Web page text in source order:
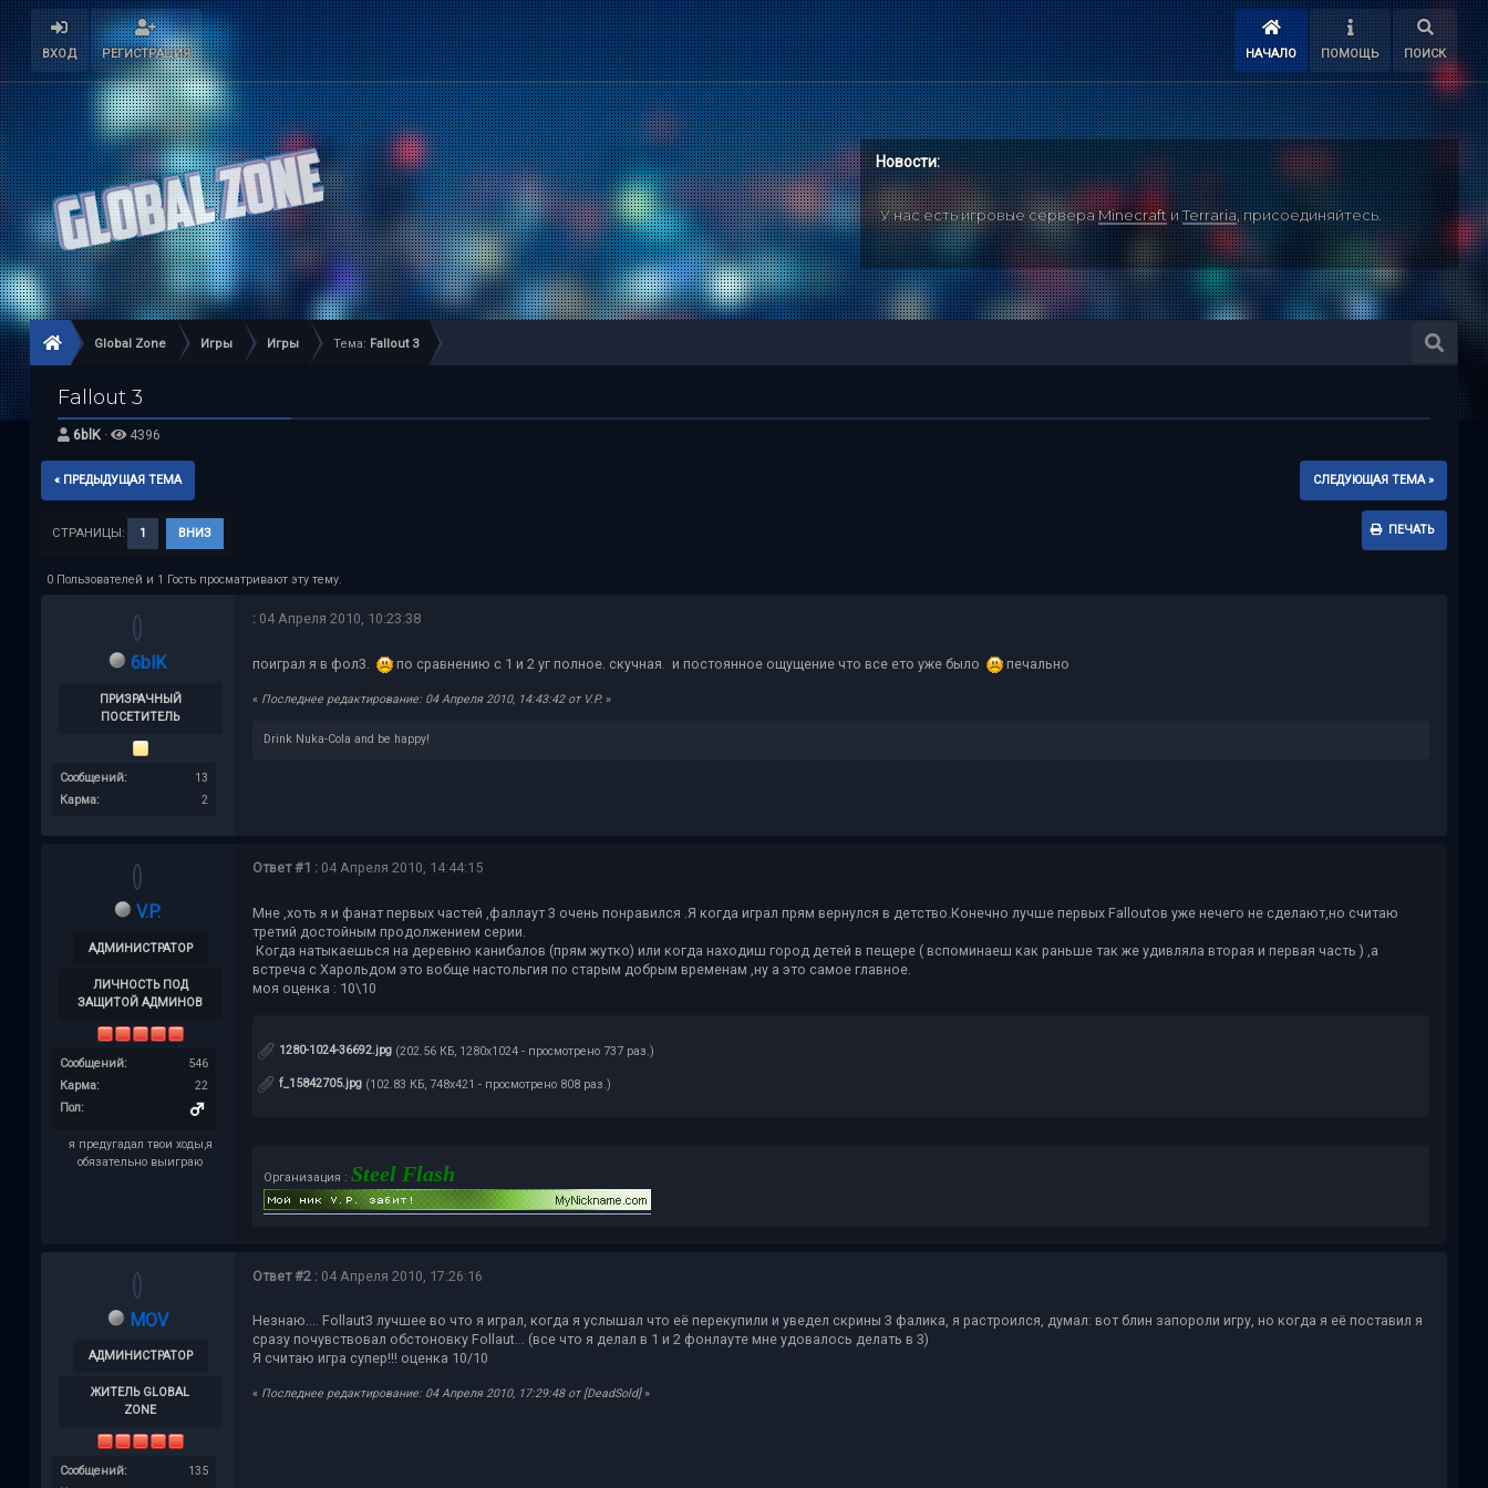
ВХОД РЕГИСТРАЦИЯ НАЧАЛО ПОМОЩЬ ПОИСК
Новости:
У нас есть игровые сервераMinecraftиTerraria, присоединяйтесь.
Global Zone Игры Игры Тема: Fallout 3
Fallout 3
6blK· 4396
« ПРЕДЫДУЩАЯ ТЕМА СЛЕДУЮЩАЯ ТЕМА »
ПЕЧАТЬ
СТРАНИЦЫ: 1 ВНИЗ
0 Пользователей и 1 Гость просматривают эту тему.
6blK
ПРИЗРАЧНЫЙ
ПОСЕТИТЕЛЬ
Сообщений:
13
Карма:
2
:04 Апреля 2010, 10:23:38
поиграл я в фол3. по сравнению с 1 и 2 уг полное. скучная. и постоянное ощущение что все ето уже было печально
« Последнее редактирование: 04 Апреля 2010, 14:43:42 от V.P.»
Drink Nuka-Cola and be happy!
V.P.
АДМИНИСТРАТОР
ЛИЧНОСТЬ ПОД
ЗАЩИТОЙ АДМИНОВ
Сообщений:
546
Карма:
22
Пол:
я предугадал твои ходы,я
обязательно выиграю
Ответ #1 :04 Апреля 2010, 14:44:15
Мне ,хоть я и фанат первых частей ,фаллаут 3 очень понравился .Я когда играл прям вернулся в детство.Конечно лучше первых Falloutов уже нечего не сделают,но считаю
третий достойным продолжением серии.
Когда натыкаешься на деревню канибалов (прям жутко) или когда находиш город детей в пещере ( вспоминаеш как раньше так же удивляла вторая и первая часть ) ,а
встреча с Харольдом это вобще настольгия по старым добрым временам ,ну а это самое главное.
моя оценка : 10\10
1280-1024-36692.jpg(202.56 КБ, 1280x1024 - просмотрено 737 раз.)
f_15842705.jpg(102.83 КБ, 748x421 - просмотрено 808 раз.)
Организация : Steel Flash
MOV
АДМИНИСТРАТОР
ЖИТЕЛЬ GLOBAL
ZONE
Сообщений:
135
Ответ #2 :04 Апреля 2010, 17:26:16
Незнаю.... Follaut3 лучшее во что я играл, когда я услышал что её перекупили и уведел скрины 3 фалика, я растроился, думал: вот блин запороли игру, но когда я её поставил я
сразу почувствовал обстоновку Follaut... (все что я делал в 1 и 2 фонлауте мне удовалось делать в 3)
Я считаю игра супер!!! оценка 10/10
« Последнее редактирование: 04 Апреля 2010, 17:29:48 от [DeadSold]»